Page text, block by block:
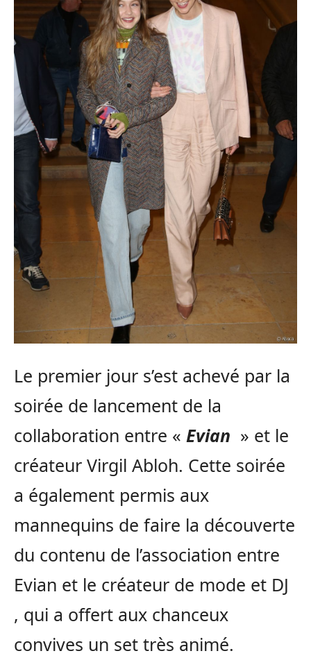
Le premier jour s’est achevé par la
soirée de lancement de la
collaboration entre « Evian » et le
créateur Virgil Abloh. Cette soirée
a également permis aux
mannequins de faire la découverte
du contenu de l’association entre
Evian et le créateur de mode et DJ
, qui a offert aux chanceux
convives un set très animé.